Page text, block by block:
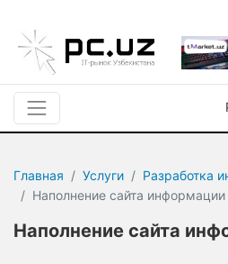
Главная Услуги
Разработка
Наполнение сайта информации
Наполнение сайта